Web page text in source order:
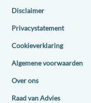
Disclaimer
Privacystatement
Cookieverklaring
Algemene voorwaarden
Over ons
Raad van Advies